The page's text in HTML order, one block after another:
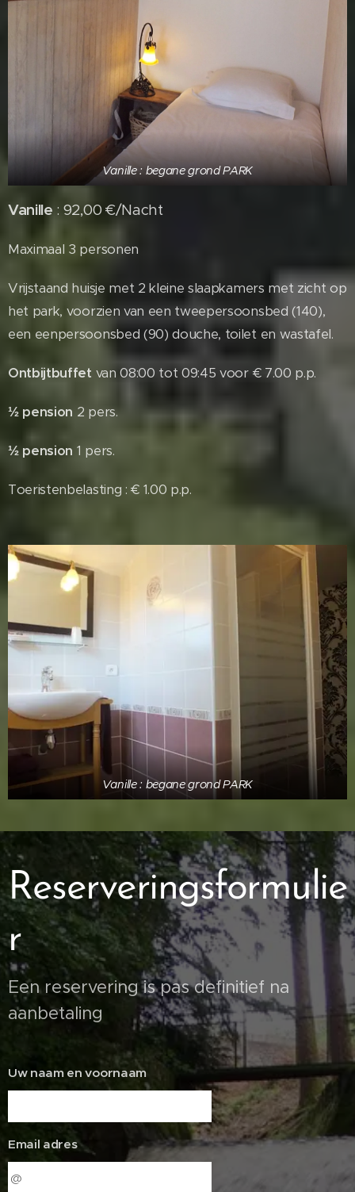
Vanille : begane grond PARK
Vanille : 92,00 €/Nacht
Maximaal 3 personen
Vrijstaand huisje met 2 kleine slaapkamers met zicht op
het park, voorzien van een tweepersoonsbed (140),
een eenpersoonsbed (90) douche, toilet en wastafel.
Ontbijtbuffet van 08:00 tot 09:45 voor € 7.00 p.p.
½ pension 2 pers.
½ pension 1 pers.
Toeristenbelasting : € 1.00 p.p.
Vanille : begane grond PARK
Reserveringsformulie
r
Een reservering is pas definitief na
aanbetaling
Uw naam en voornaam
Email adres